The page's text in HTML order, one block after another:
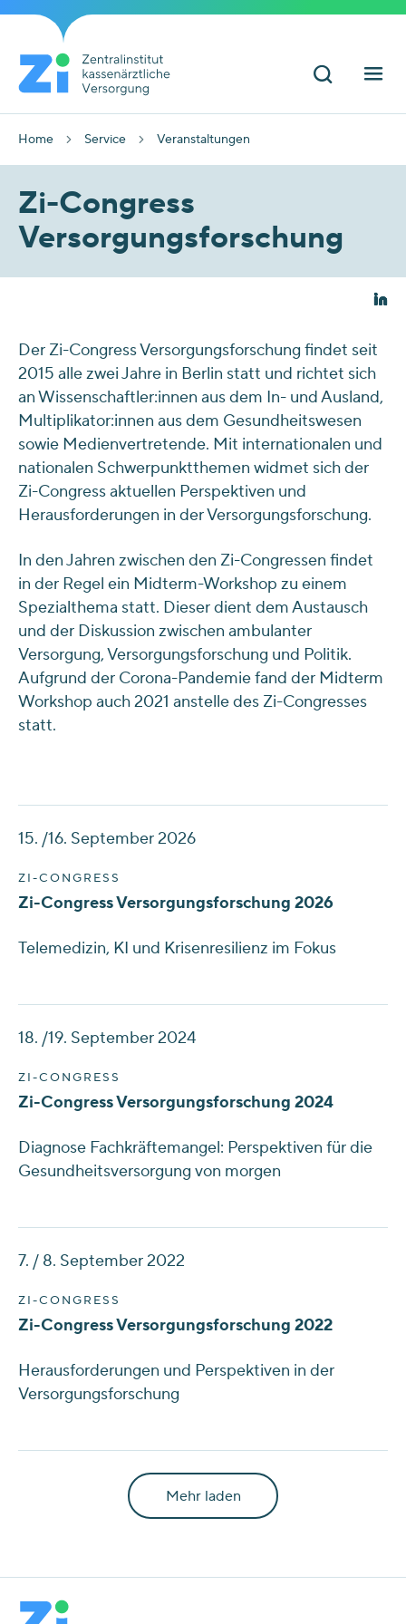
Home Service Veranstaltungen
Zi-Congress
Versorgungsforschung
Der Zi-Congress Versorgungsforschung findet seit
2015 alle zwei Jahre in Berlin statt und richtet sich
an Wissenschaftler:innen aus dem In- und Ausland,
Multiplikator:innen aus dem Gesundheitswesen
sowie Medienvertretende. Mit internationalen und
nationalen Schwerpunktthemen widmet sich der
Zi-Congress aktuellen Perspektiven und
Herausforderungen in der Versorgungsforschung.
In den Jahren zwischen den Zi-Congressen findet
in der Regel ein Midterm-Workshop zu einem
Spezialthema statt. Dieser dient dem Austausch
und der Diskussion zwischen ambulanter
Versorgung, Versorgungsforschung und Politik.
Aufgrund der Corona-Pandemie fand der Midterm
Workshop auch 2021 anstelle des Zi-Congresses
statt.
15. /16. September 2026
ZI-CONGRESS
Zi-Congress Versorgungsforschung 2026
Telemedizin, KI und Krisenresilienz im Fokus
18. /19. September 2024
ZI-CONGRESS
Zi-Congress Versorgungsforschung 2024
Diagnose Fachkräftemangel: Perspektiven für die
Gesundheitsversorgung von morgen
7. / 8. September 2022
ZI-CONGRESS
Zi-Congress Versorgungsforschung 2022
Herausforderungen und Perspektiven in der
Versorgungsforschung
Mehr laden